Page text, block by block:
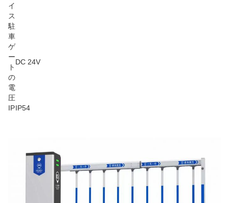
イ
ス
駐
車
ゲ
ー
ト
の
電
圧
DC 24V
IPIP54